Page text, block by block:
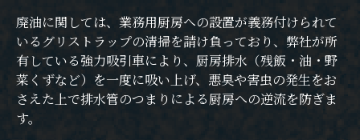
廃油に関しては、業務用厨房への設置が義務付けられて
いるグリストラップの清掃を請け負っており、弊社が所
有している強力吸引車により、厨房排水（残飯・油・野
菜くずなど）を一度に吸い上げ、悪臭や害虫の発生をお
さえた上で排水管のつまりによる厨房への逆流を防ぎま
す。